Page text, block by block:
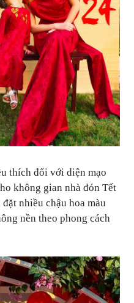
thích đối với diện mạo
không gian nhà đón Tết
nhiều chậu hoa màu
nền theo phong cách